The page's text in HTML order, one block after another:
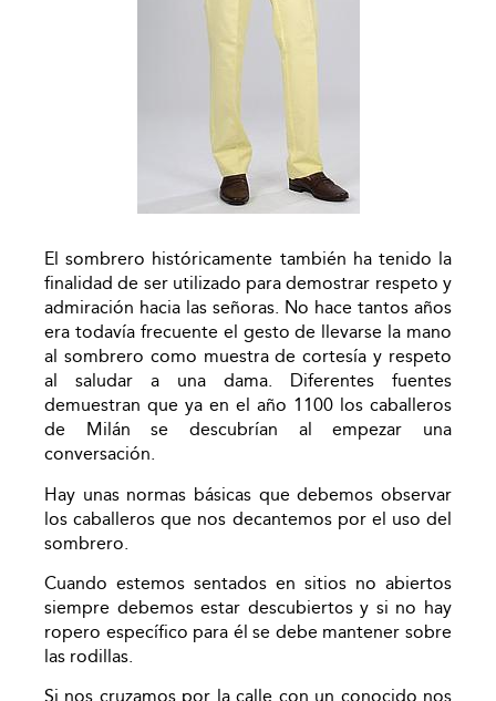
El sombrero históricamente también ha tenido la
finalidad de ser utilizado para demostrar respeto y
admiración hacia las señoras. No hace tantos años
era todavía frecuente el gesto de llevarse la mano
al sombrero como muestra de cortesía y respeto
al saludar a una dama. Diferentes fuentes
demuestran que ya en el año 1100 los caballeros
de Milán se descubrían al empezar una
conversación.
Hay unas normas básicas que debemos observar
los caballeros que nos decantemos por el uso del
sombrero.
Cuando estemos sentados en sitios no abiertos
siempre debemos estar descubiertos y si no hay
ropero específico para él se debe mantener sobre
las rodillas.
Si nos cruzamos por la calle con un conocido nos